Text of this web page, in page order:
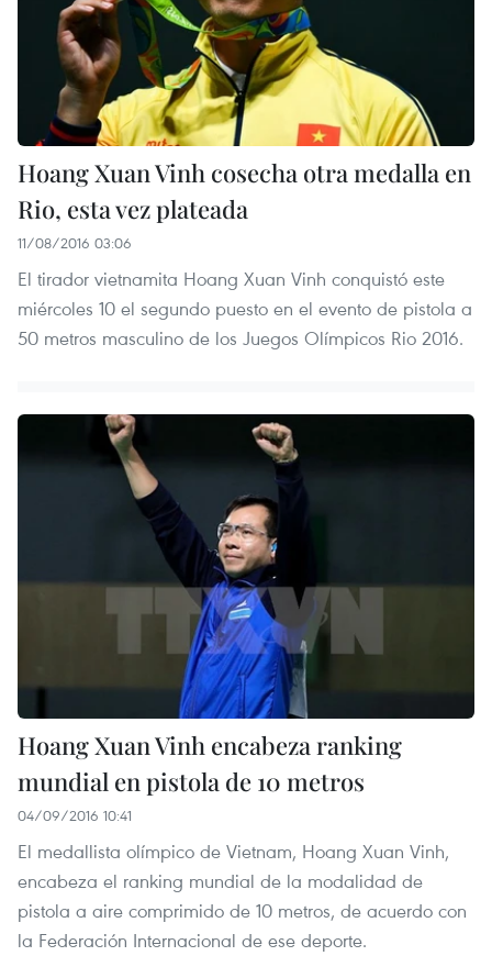
Hoang Xuan Vinh cosecha otra medalla en
Rio, esta vez plateada
11/08/2016 03:06
El tirador vietnamita Hoang Xuan Vinh conquistó este
miércoles 10 el segundo puesto en el evento de pistola a
50 metros masculino de los Juegos Olímpicos Rio 2016.
Hoang Xuan Vinh encabeza ranking
mundial en pistola de 10 metros
04/09/2016 10:41
El medallista olímpico de Vietnam, Hoang Xuan Vinh,
encabeza el ranking mundial de la modalidad de
pistola a aire comprimido de 10 metros, de acuerdo con
la Federación Internacional de ese deporte.